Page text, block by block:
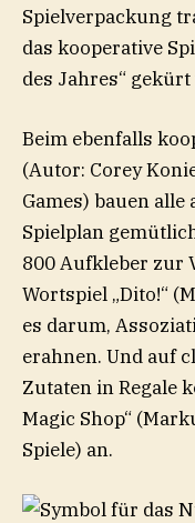
Spielverpackung
das kooperative
des Jahres“
Beim ebenfalls
(Autor: Corey
Games) bauen
Spielplan
800 Aufkleber zur
Wortspiel „Dito!“
es darum,
erahnen. Und auf
Zutaten in Regale
Magic Shop“
Spiele) an.